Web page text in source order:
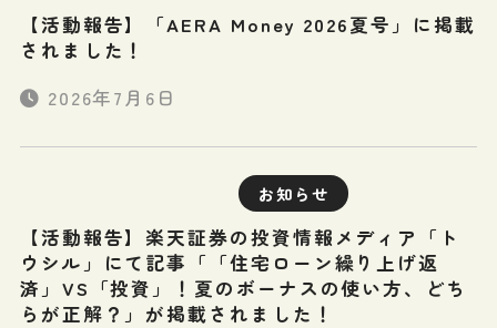
【活動報告】「AERA Money 2026夏号」に掲載
されました！
2026年7月6日
お知らせ
【活動報告】楽天証券の投資情報メディア「ト
ウシル」にて記事「「住宅ローン繰り上げ返
済」VS「投資」！夏のボーナスの使い方、どち
らが正解？」が掲載されました！